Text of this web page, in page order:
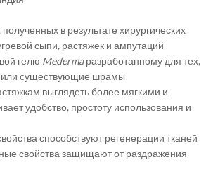
в результате хирургических
сыпи, растяжек и ампутаций
гелю Medermaразработанному для тех,
или существующие шрамы
выглядеть более мягкими и
удобство, простоту использования и
способствуют регенерации тканей
свойства защищают от раздражения